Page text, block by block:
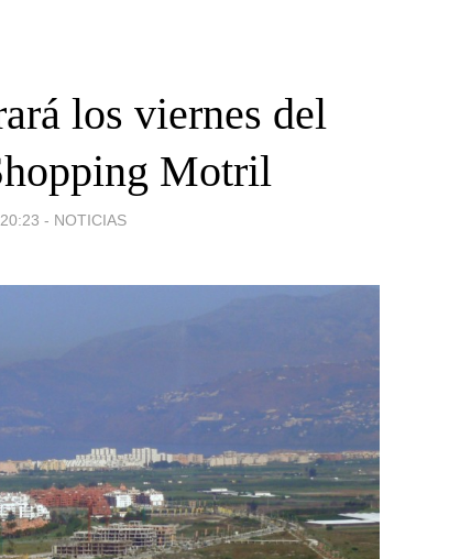
los viernes del
Motril
- NOTICIAS